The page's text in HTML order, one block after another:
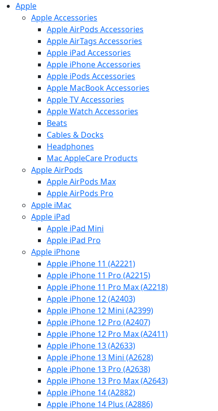
Apple
Apple Accessories
Apple AirPods Accessories
Apple AirTags Accessories
Apple iPad Accessories
Apple iPhone Accessories
Apple iPods Accessories
Apple MacBook Accessories
Apple TV Accessories
Apple Watch Accessories
Beats
Cables & Docks
Headphones
Mac AppleCare Products
Apple AirPods
Apple AirPods Max
Apple AirPods Pro
Apple iMac
Apple iPad
Apple iPad Mini
Apple iPad Pro
Apple iPhone
Apple iPhone 11 (A2221)
Apple iPhone 11 Pro (A2215)
Apple iPhone 11 Pro Max (A2218)
Apple iPhone 12 (A2403)
Apple iPhone 12 Mini (A2399)
Apple iPhone 12 Pro (A2407)
Apple iPhone 12 Pro Max (A2411)
Apple iPhone 13 (A2633)
Apple iPhone 13 Mini (A2628)
Apple iPhone 13 Pro (A2638)
Apple iPhone 13 Pro Max (A2643)
Apple iPhone 14 (A2882)
Apple iPhone 14 Plus (A2886)